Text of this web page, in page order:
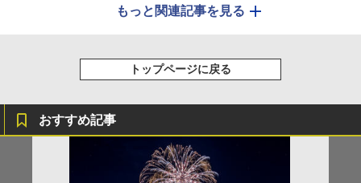
もっと関連記事を見る
トップページに戻る
おすすめ記事